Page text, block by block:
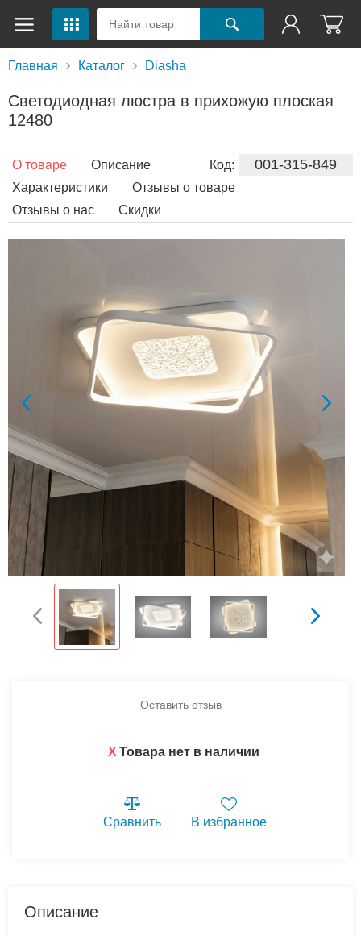
Главная Каталог Diasha
Светодиодная люстра в прихожую плоская
12480
Код: 001-315-849
О товаре
Описание
Характеристики
Отзывы о товаре
Отзывы о нас
Скидки
Оставить отзыв
X Товара нет в наличии
Сравнить В избранное
Описание